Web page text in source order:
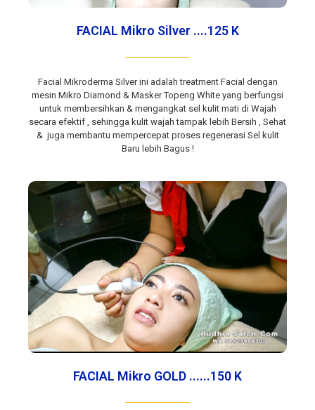
FACIAL Mikro Silver ....125 K
Facial Mikroderma Silver ini adalah treatment Facial dengan
mesin Mikro Diamond & Masker Topeng White yang berfungsi
untuk membersihkan & mengangkat sel kulit mati di Wajah
secara efektif , sehingga kulit wajah tampak lebih Bersih , Sehat
& juga membantu mempercepat proses regenerasi Sel kulit
Baru lebih Bagus !
FACIAL Mikro GOLD ......150 K